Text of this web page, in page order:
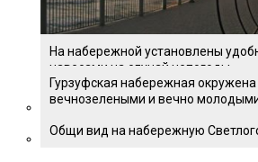
На набережной установлены
навесами на случай непогоды
Гурзуфская набережная окружена
вечнозелеными и вечно
Общи вид на набережную